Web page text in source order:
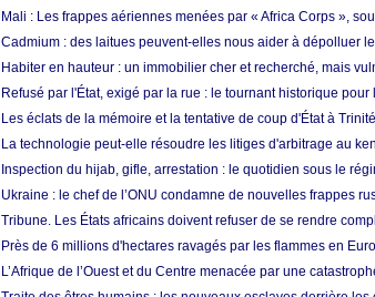
Mali : Les frappes aériennes menées par « Africa Corps »,
Cadmium : des laitues peuvent-elles nous aider à dépolluer
Habiter en hauteur : un immobilier cher et recherché, mais
Refusé par l'État, exigé par la rue : le tournant historique
Les éclats de la mémoire et la tentative de coup d'État à
La technologie peut-elle résoudre les litiges d'arbitrage au
Inspection du hijab, gifle, arrestation : le quotidien sous le
Ukraine : le chef de l’ONU condamne de nouvelles frappes
Tribune. Les États africains doivent refuser de se rendre
Près de 6 millions d'hectares ravagés par les flammes en
L’Afrique de l’Ouest et du Centre menacée par une